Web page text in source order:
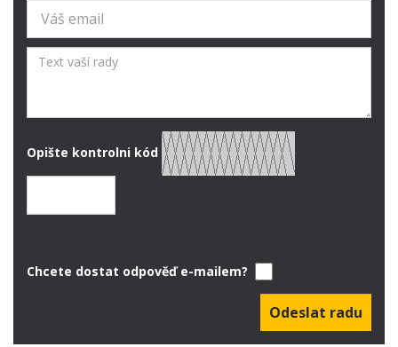
Opište kontrolni kód
Chcete dostat odpověď e-mailem?